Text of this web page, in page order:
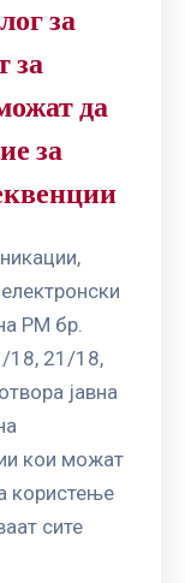
за
за
да
за
РМ бр.
18, 21/18,
јавна
кои можат
користење
сите